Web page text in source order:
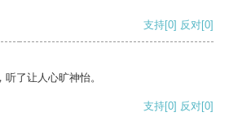
支持[0] 反对[0]
了让人心旷神怡。
支持[0] 反对[0]